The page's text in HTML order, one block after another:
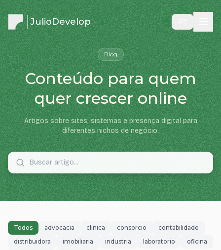
JulioDevelop
Blog
Conteúdo para quem
quer crescer online
Artigos sobre sites, sistemas e presença digital para
diferentes nichos de negócio.
Todos advocacia clinica consorcio
contabilidade
distribuidora
imobiliaria industria laboratorio
oficina